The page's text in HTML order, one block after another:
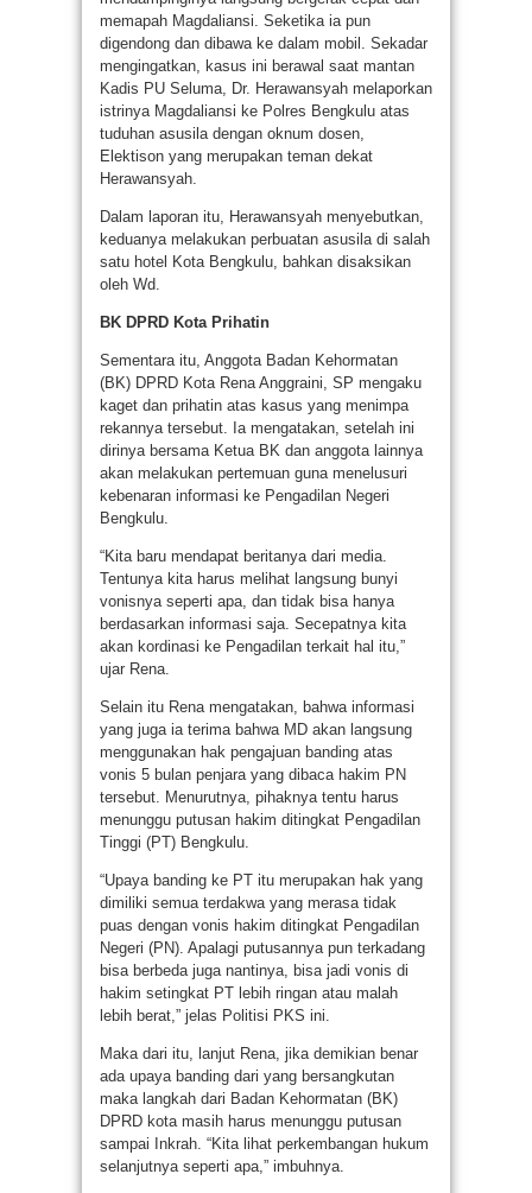
memapah Magdaliansi. Seketika ia pun
digendong dan dibawa ke dalam mobil. Sekadar
mengingatkan, kasus ini berawal saat mantan
Kadis PU Seluma, Dr. Herawansyah melaporkan
istrinya Magdaliansi ke Polres Bengkulu atas
tuduhan asusila dengan oknum dosen,
Elektison yang merupakan teman dekat
Herawansyah.
Dalam laporan itu, Herawansyah menyebutkan,
keduanya melakukan perbuatan asusila di salah
satu hotel Kota Bengkulu, bahkan disaksikan
oleh Wd.
BK DPRD Kota Prihatin
Sementara itu, Anggota Badan Kehormatan
(BK) DPRD Kota Rena Anggraini, SP mengaku
kaget dan prihatin atas kasus yang menimpa
rekannya tersebut. Ia mengatakan, setelah ini
dirinya bersama Ketua BK dan anggota lainnya
akan melakukan pertemuan guna menelusuri
kebenaran informasi ke Pengadilan Negeri
Bengkulu.
“Kita baru mendapat beritanya dari media.
Tentunya kita harus melihat langsung bunyi
vonisnya seperti apa, dan tidak bisa hanya
berdasarkan informasi saja. Secepatnya kita
akan kordinasi ke Pengadilan terkait hal itu,”
ujar Rena.
Selain itu Rena mengatakan, bahwa informasi
yang juga ia terima bahwa MD akan langsung
menggunakan hak pengajuan banding atas
vonis 5 bulan penjara yang dibaca hakim PN
tersebut. Menurutnya, pihaknya tentu harus
menunggu putusan hakim ditingkat Pengadilan
Tinggi (PT) Bengkulu.
“Upaya banding ke PT itu merupakan hak yang
dimiliki semua terdakwa yang merasa tidak
puas dengan vonis hakim ditingkat Pengadilan
Negeri (PN). Apalagi putusannya pun terkadang
bisa berbeda juga nantinya, bisa jadi vonis di
hakim setingkat PT lebih ringan atau malah
lebih berat,” jelas Politisi PKS ini.
Maka dari itu, lanjut Rena, jika demikian benar
ada upaya banding dari yang bersangkutan
maka langkah dari Badan Kehormatan (BK)
DPRD kota masih harus menunggu putusan
sampai Inkrah. “Kita lihat perkembangan hukum
selanjutnya seperti apa,” imbuhnya.